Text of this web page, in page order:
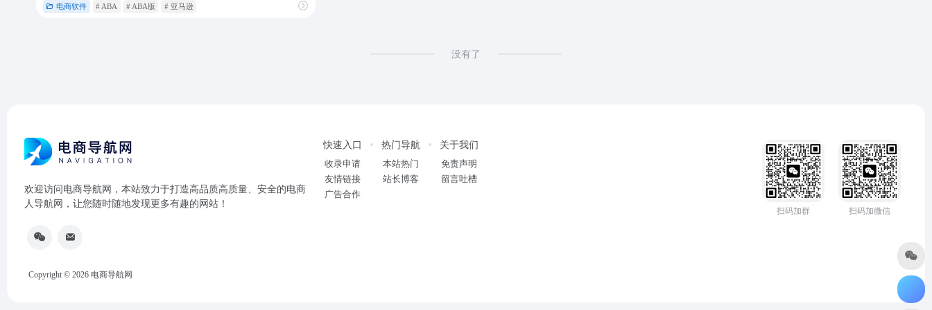
电商软件 # ABA # ABA版 # 亚马逊
没有了
欢迎访问电商导航网，本站致力于打造高品质高质量、安全的电商
人导航网，让您随时随地发现更多有趣的网站！
快速入口
收录申请
友情链接
广告合作
热门导航
本站热门
站长博客
关于我们
免责声明
留言吐槽
扫码加群 扫码加微信
Copyright © 2026 电商导航网